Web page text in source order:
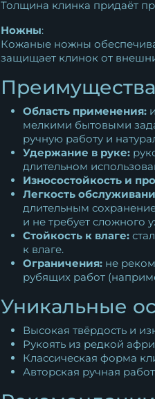
Толщина клинка придаёт
Ножны:
Кожаные ножны
защищает клинок от
Область применения:
мелкими бытовыми
ручную работу и
Удержание в руке:
длительном
Износостойкость и
Легкость
длительным
и не требует сложного
Стойкость к влаге:
к влаге.
Ограничения: не
рубящих работ
Уникальные
Высокая твёрдость и
Рукоять из редкой
Классическая форма
Авторская ручная